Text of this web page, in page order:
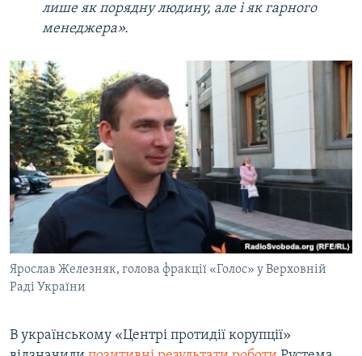
лише як порядну людину, але і як гарного
менеджера».
Ярослав Железняк, голова фракції «Голос» у Верховній
Раді України
В українському «Центрі протидії корупції»